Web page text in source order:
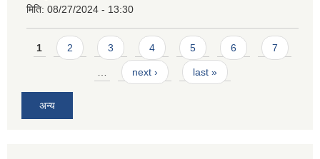
मिति: 08/27/2024 - 13:30
Pages
1 2 3 4 5 6 7
… next › last »
अन्य